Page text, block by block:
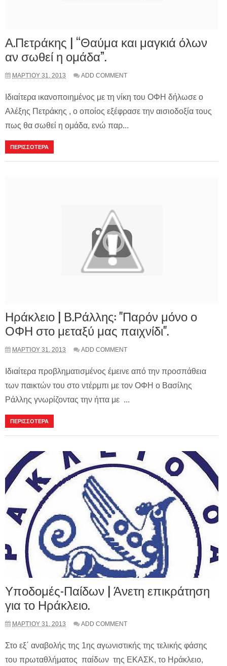
Α.Πετράκης | “Θαύμα και μαγκιά όλων
αν σωθεί η ομάδα”.
ΜΑΡΤΊΟΥ 31, 2013 ADD COMMENT
Iδιαίτερα ικανοποιημένος με τη νίκη του ΟΦΗ δήλωσε ο
Αλέξης Πετράκης , ο οποίος εξέφρασε την αισιοδοξία τους
πως θα σωθεί η ομάδα, ενώ παρ...
ΠΕΡΙΣΣΟΤΕΡΑ
Ηράκλειο | Β.Ράλλης: "Παρόν μόνο ο
ΟΦΗ στο μεταξύ μας παιχνίδι".
ΜΑΡΤΊΟΥ 31, 2013 ADD COMMENT
Ιδιαίτερα προβληματισμένος έμεινε από την προσπάθεια
των παικτών του στο ντέρμπι με τον ΟΦΗ ο Βασίλης
Ράλλης γνωρίζοντας την ήττα με ...
ΠΕΡΙΣΣΟΤΕΡΑ
Υποδομές-Παίδων | Άνετη επικράτηση
για το Ηράκλειο.
ΜΑΡΤΊΟΥ 31, 2013 ADD COMMENT
Στο εξ΄ αναβολής της 1ης αγωνιστικής της τελικής φάσης
του πρωταθλήματος παίδων της ΕΚΑΣΚ, το Ηράκλειο,